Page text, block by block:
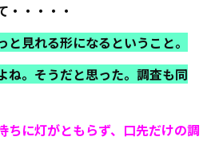
・・・・・
と見れる形になるということ。
ね。そうだと思った。調査も同
ちに灯がともらず、口先だけの調